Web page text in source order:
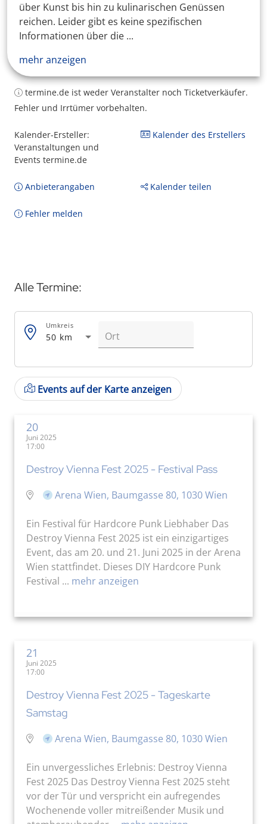
über Kunst bis hin zu kulinarischen Genüssen
reichen. Leider gibt es keine spezifischen
Informationen über die ...
mehr anzeigen
termine.de ist weder Veranstalter noch Ticketverkäufer.
Fehler und Irrtümer vorbehalten.
Kalender-Ersteller:
Veranstaltungen und
Events termine.de
Kalender des Erstellers
Anbieterangaben Kalender teilen
Fehler melden
Alle Termine:
50 km
Umkreis
Events auf der Karte anzeigen
20
Juni 2025
17:00
Destroy Vienna Fest 2025 - Festival Pass
Arena Wien, Baumgasse 80, 1030 Wien
Ein Festival für Hardcore Punk Liebhaber Das
Destroy Vienna Fest 2025 ist ein einzigartiges
Event, das am 20. und 21. Juni 2025 in der Arena
Wien stattfindet. Dieses DIY Hardcore Punk
Festival ... mehr anzeigen
21
Juni 2025
17:00
Destroy Vienna Fest 2025 - Tageskarte
Samstag
Arena Wien, Baumgasse 80, 1030 Wien
Ein unvergessliches Erlebnis: Destroy Vienna
Fest 2025 Das Destroy Vienna Fest 2025 steht
vor der Tür und verspricht ein aufregendes
Wochenende voller mitreißender Musik und